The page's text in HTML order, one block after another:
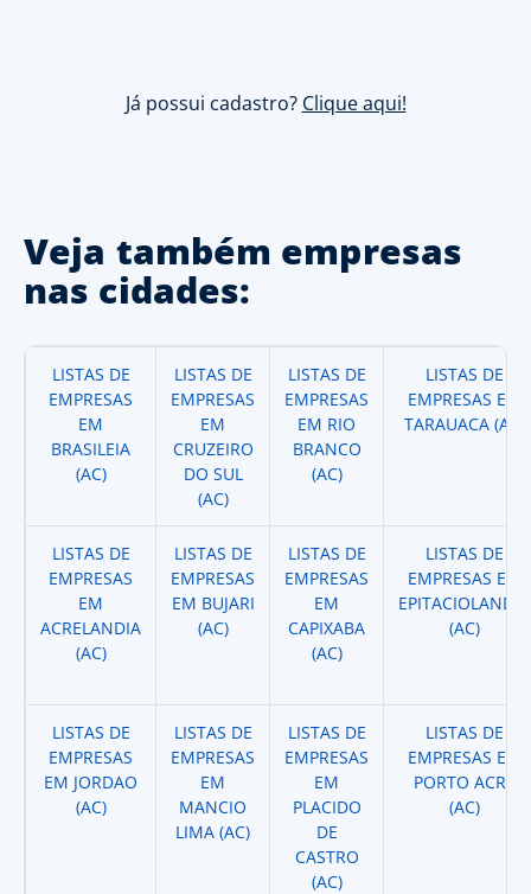
Já possui cadastro? Clique aqui!
Veja também empresas
nas cidades:
LISTAS DE
EMPRESAS
EM
BRASILEIA
(AC)
LISTAS DE
EMPRESAS
EM
CRUZEIRO
DO SUL
(AC)
LISTAS DE
EMPRESAS
EM RIO
BRANCO
(AC)
LISTAS DE
EMPRESAS EM
TARAUACA (AC)
LISTAS DE
EMPRESAS
EM
ACRELANDIA
(AC)
LISTAS DE
EMPRESAS
EM BUJARI
(AC)
LISTAS DE
EMPRESAS
EM
CAPIXABA
(AC)
LISTAS DE
EMPRESAS EM
EPITACIOLANDIA
(AC)
LISTAS DE
EMPRESAS
EM JORDAO
(AC)
LISTAS DE
EMPRESAS
EM
MANCIO
LIMA (AC)
LISTAS DE
EMPRESAS
EM
PLACIDO
DE
CASTRO
(AC)
LISTAS DE
EMPRESAS EM
PORTO ACRE
(AC)